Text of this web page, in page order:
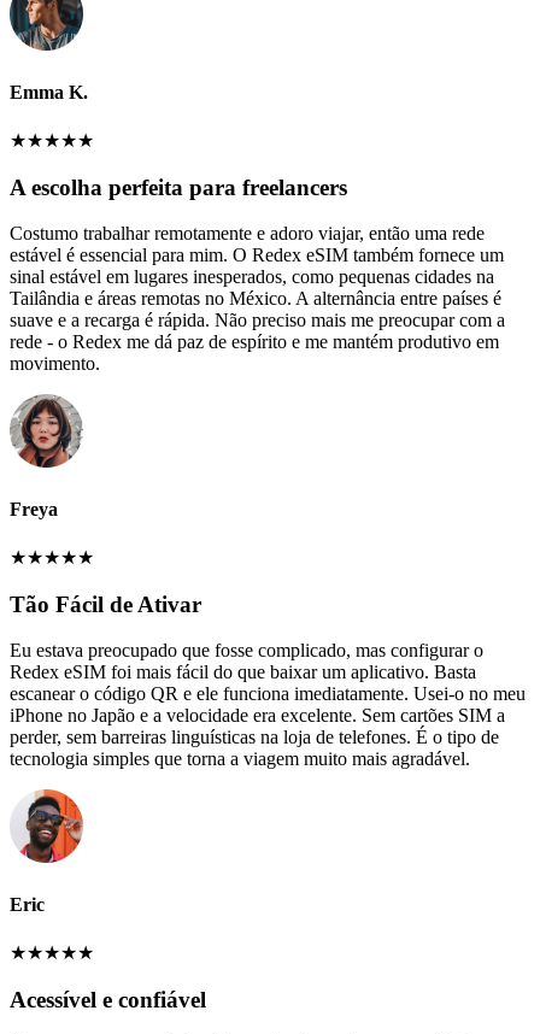
Emma K.
★★★★★
A escolha perfeita para freelancers
Costumo trabalhar remotamente e adoro viajar, então uma rede
estável é essencial para mim. O Redex eSIM também fornece um
sinal estável em lugares inesperados, como pequenas cidades na
Tailândia e áreas remotas no México. A alternância entre países é
suave e a recarga é rápida. Não preciso mais me preocupar com a
rede - o Redex me dá paz de espírito e me mantém produtivo em
movimento.
Freya
★★★★★
Tão Fácil de Ativar
Eu estava preocupado que fosse complicado, mas configurar o
Redex eSIM foi mais fácil do que baixar um aplicativo. Basta
escanear o código QR e ele funciona imediatamente. Usei-o no meu
iPhone no Japão e a velocidade era excelente. Sem cartões SIM a
perder, sem barreiras linguísticas na loja de telefones. É o tipo de
tecnologia simples que torna a viagem muito mais agradável.
Eric
★★★★★
Acessível e confiável